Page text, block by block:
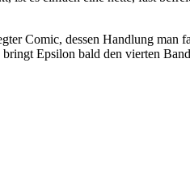
Comic, dessen Handlung
Epsilon bald den vierten